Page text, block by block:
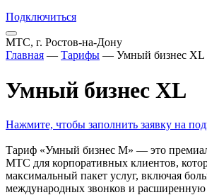
Подключиться
МТС, г. Ростов-на-Дону
Главная — Тарифы — Умный бизнес XL
Умный бизнес XL
Нажмите, чтобы заполнить заявку на
Тариф «Умный бизнес М» — это
МТС для корпоративных клиентов,
максимальный пакет услуг, включая
международных звонков и расширенную